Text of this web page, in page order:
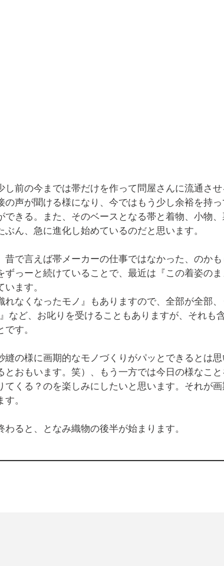
前の今までは帯だけを作って問屋さんに流通さ
声が聞ける様になり、今ではもう少し余裕を持
きる。また、そのベースとなる帯と着物、小物
ん、急に進化し始めているのだと思います。
で言えば帯メーカーの仕事ではなかった、のか
っーと続けていることで、最近は『この着姿の
ます。
れなくなったモノ』もありますので、全部が全部
など、お叱りを受けることもありますが、それも
す。
の様に画期的なモノづくりがパッとできるとは
おもいます。笑）、もう一方では今日の様なこ
くる？のを楽しみにしたいと思います。それが
。
ると、となみ織物の後半が始まります。